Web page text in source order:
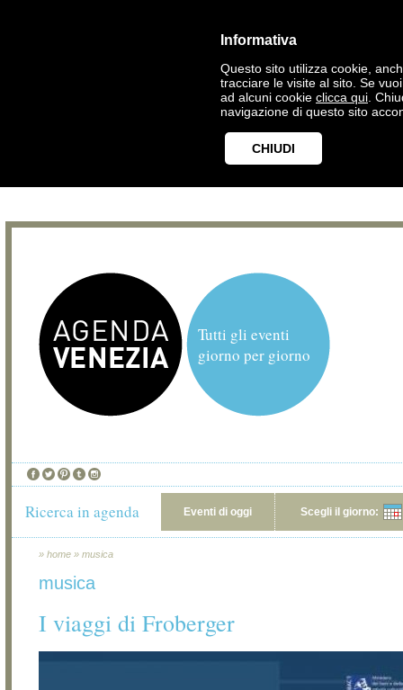
Informativa
Questo sito utilizza cookie,
tracciare le visite al sito. Se
ad alcuni cookie clicca qui .
navigazione di questo sito
CHIUDI
Tutti gli eventi
giorno per giorno
Ricerca in agenda Eventi di oggi Scegli il giorno:
» home » musica
musica
I viaggi di Froberger